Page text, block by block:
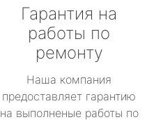
Гарантия на
работы по
ремонту
Наша компания
предоставляет гарантию
на выполненые работы по